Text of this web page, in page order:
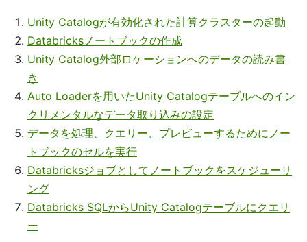
Unity Catalogが有効化された計算クラスターの起動
Databricksノートブックの作成
Unity Catalog外部ロケーションへのデータの読み書
き
Auto Loaderを用いたUnity Catalogテーブルへのイン
クリメンタルなデータ取り込みの設定
データを処理、クエリー、プレビューするためにノー
トブックのセルを実行
Databricksジョブとしてノートブックをスケジューリ
ング
Databricks SQLからUnity Catalogテーブルにクエリ
ー